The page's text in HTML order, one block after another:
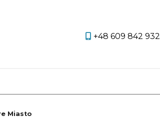
+48 609 842 932
Miasto